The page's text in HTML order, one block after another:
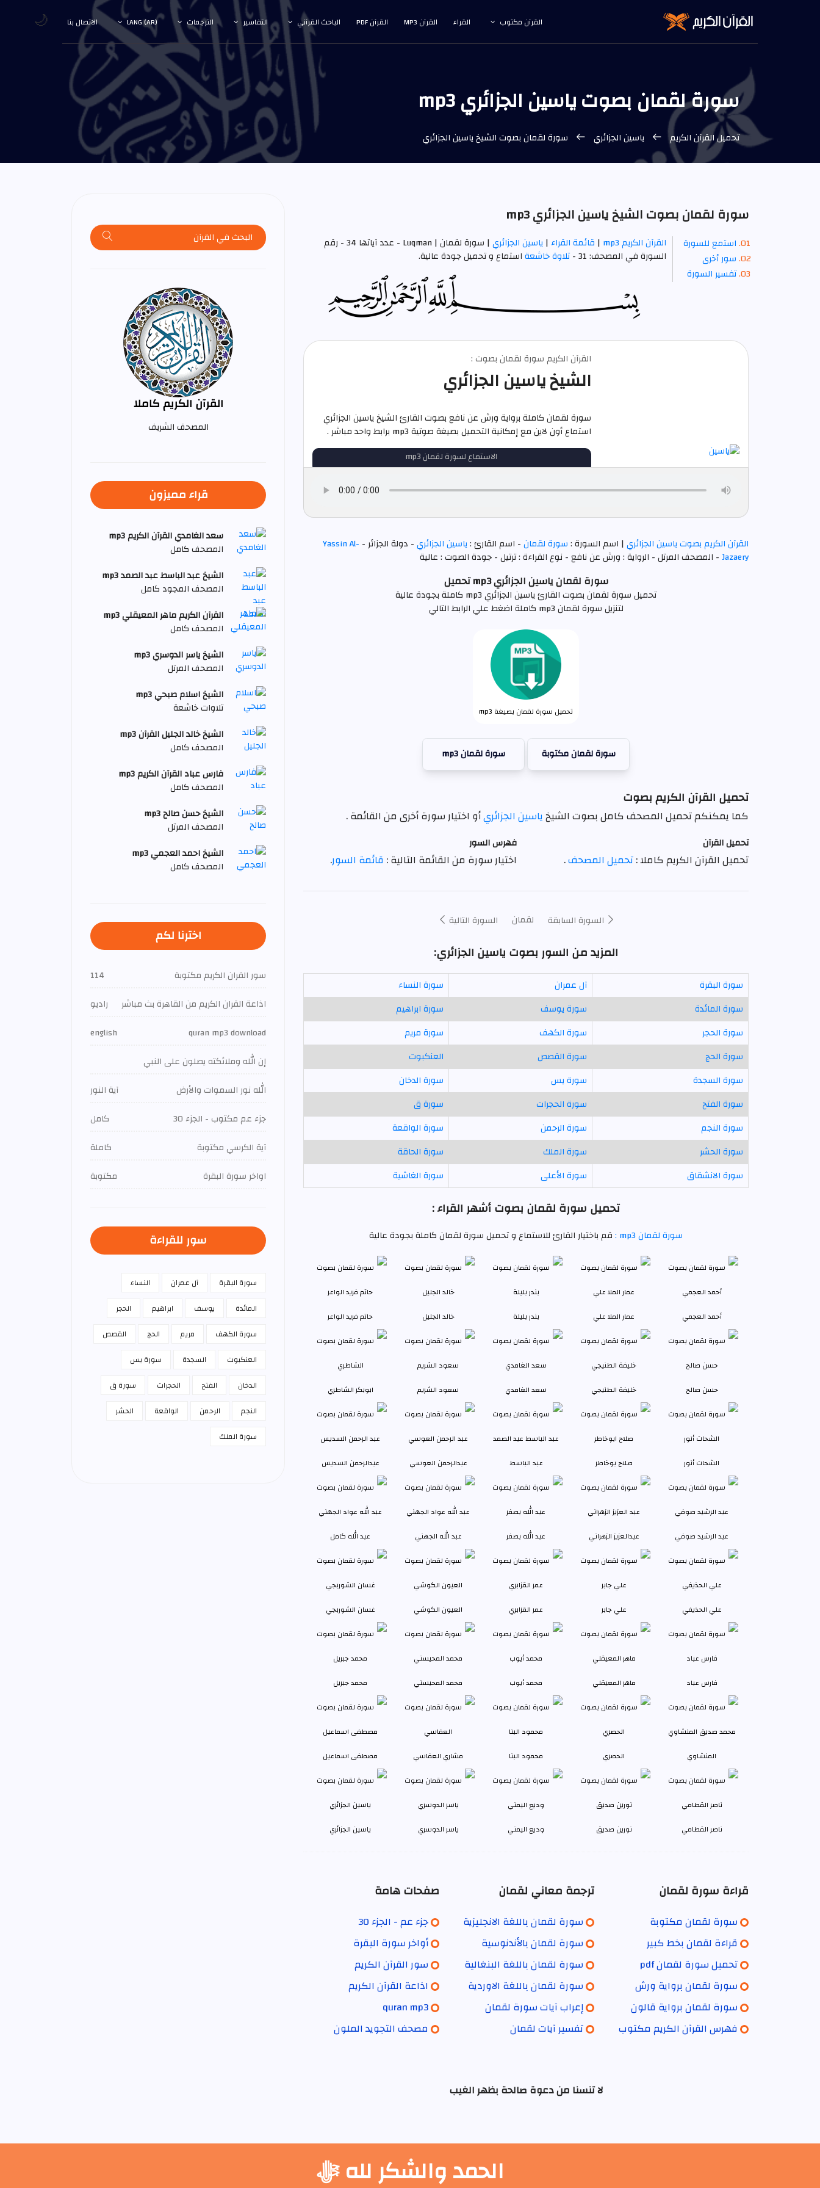
القرآن مكتوب القراء القرآن MP3 القرآن PDF الباحث القرآني التفاسير الترجمات LANG (AR) الاتصال بنا
سورة لقمان بصوت ياسين الجزائري mp3
تحميل القرآن الكريم ياسين الجزائري سورة لقمان بصوت الشيخ ياسين الجزائري
سورة لقمان بصوت الشيخ ياسين الجزائري mp3
استمع للسورة
سور أخرى
تفسير السورة
القرآن الكريم mp3 | قائمة القراء|ياسين الجزائري
| سورة لقمان | Luqman - عدد آياتها 34 - رقم
السورة في المصحف: 31 -
تلاوة خاشعةاستماع و تحميل جودة عالية.
القرآن الكريم سورة لقمان بصوت :
الشيخ ياسين الجزائري
سورة لقمان كاملة برواية ورش عن نافع بصوت القارئ الشيخ ياسين الجزائري
استماع أون لاين مع إمكانية التحميل بصيغة صوتية mp3 برابط واحد مباشر .
الاستماع لسورة لقمان mp3
القرآن الكريم بصوت ياسين الجزائري| اسم السورة :سورة لقمان- اسم القارئ :ياسين الجزائري- دولة الجزائر - Yassin Al-
Jazaery- المصحف المرتل - الرواية : ورش عن نافع - نوع القراءة : ترتيل - جودة الصوت : عالية
سورة لقمان ياسين الجزائري mp3 تحميل
تحميل سورة لقمان بصوت القارئ ياسين الجزائري mp3 كاملة بجودة عالية
لتنزيل سورة لقمان mp3 كاملة اضغط علي الرابط التالي
تحميل سورة لقمان بصيغة mp3
سورة لقمان مكتوبة سورة لقمان mp3
تحميل القرآن الكريم بصوت
كما يمكنكم تحميل المصحف كامل بصوت الشيخياسين الجزائريأو اختيار سورة أخرى من القائمة .
تحميل القرآن
تحميل القرآن الكريم كاملا :تحميل المصحف.
فهرس السور
اختيار سورة من القائمة التالية : قائمة السور.
السورة السابقة لقمان السورة التالية
المزيد من السور بصوت ياسين الجزائري:
سورة البقرة آل عمران
سورة النساء
سورة المائدة
سورة يوسف
سورة ابراهيم
سورة الحجر
سورة الكهف
سورة مريم
سورة الحج
سورة القصص
العنكبوت
سورة السجدة
سورة يس
سورة الدخان
سورة الفتح
سورة الحجرات
سورة ق
سورة النجم
سورة الرحمن
سورة الواقعة
سورة الحشر
سورة الملك
سورة الحاقة
سورة الانشقاق
سورة الأعلى سورة الغاشية
تحميل سورة لقمان بصوت أشهر القراء :
سورة لقمان mp3 : قم باختيار القارئ للاستماع و تحميل سورة لقمان كاملة بجودة عالية
أحمد العجمي عمار الملا علي بندر بليلة خالد الجليل حاتم فريد الواعر
حسن صالح خليفة الطنيجي سعد الغامدي سعود الشريم ابوبكر الشاطري
الشحات أنور صلاح بوخاطر عبد الباسط عبدالرحمن العوسي عبدالرحمن السديس
عبد الرشيد صوفي عبدالعزيز الزهراني عبد الله بصفر عبد الله الجهني عبد الله كامل
علي الحذيفي علي جابر عمر القزابري العيون الكوشي غسان الشوربجي
فارس عباد ماهر المعيقلي محمد أيوب محمد المحيسني محمد جبريل
المنشاوي الحصري محمود البنا مشاري العفاسي مصطفى اسماعيل
ناصر القطامي نورين صديق وديع اليمني ياسر الدوسري ياسين الجزائري
قراءة سورة لقمان
سورة لقمان مكتوبة
قراءة لقمان بخط كبير
تحميل سورة لقمان pdf
سورة لقمان برواية ورش
سورة لقمان برواية قالون
فهرس القرآن الكريم مكتوب
ترجمة معاني لقمان
سورة لقمان باللغة الانجليزية
سورة لقمان بالأندنوسية
سورة لقمان باللغة البنغالية
سورة لقمان باللغة الاوردية
إعراب آيات سورة لقمان
تفسير آيات لقمان
صفحات هامة
جزء عم - الجزء 30
أواخر سورة البقرة
سور القرآن الكريم
اذاعة القرآن الكريم
quran mp3
مصحف التجويد الملون
لا تنسنا من دعوة صالحة بظهر الغيب
القرآن الكريم كاملا
المصحف الشريف
قراء مميزون
سعد الغامدي القرآن الكريم mp3
المصحف كامل
الشيخ عبد الباسط عبد الصمد mp3
المصحف المجود كامل
القرآن الكريم ماهر المعيقلي mp3
المصحف كامل
الشيخ ياسر الدوسري mp3
المصحف المرتل
الشيخ اسلام صبحي mp3
تلاوات خاشعة
الشيخ خالد الجليل القرآن mp3
المصحف كامل
فارس عباد القرآن الكريم mp3
المصحف كامل
الشيخ حسن صالح mp3
المصحف المرتل
الشيخ احمد العجمي mp3
المصحف كامل
اخترنا لكم
سور القران الكريم مكتوبة
114
اذاعة القران الكريم من القاهرة بث مباشر
راديو
quran mp3 download
english
إن الله وملائكته يصلون على النبي
الله نور السموات والأرض
آية النور
جزء عم مكتوب - الجزء 30
كامل
آية الكرسي مكتوبة
كاملة
اواخر سورة البقرة
مكتوبة
سور للقراءة
سورة البقرة آل عمران
النساء
المائدة
يوسف ابراهيم
الحجر
سورة الكهف
مريم الحج
القصص
العنكبوت
السجدة
سورة يس
الدخان
الفتح الحجرات
سورة ق
النجم
الرحمن الواقعة
الحشر
سورة الملك
الحمد والشكر لله ﷻ
🌙